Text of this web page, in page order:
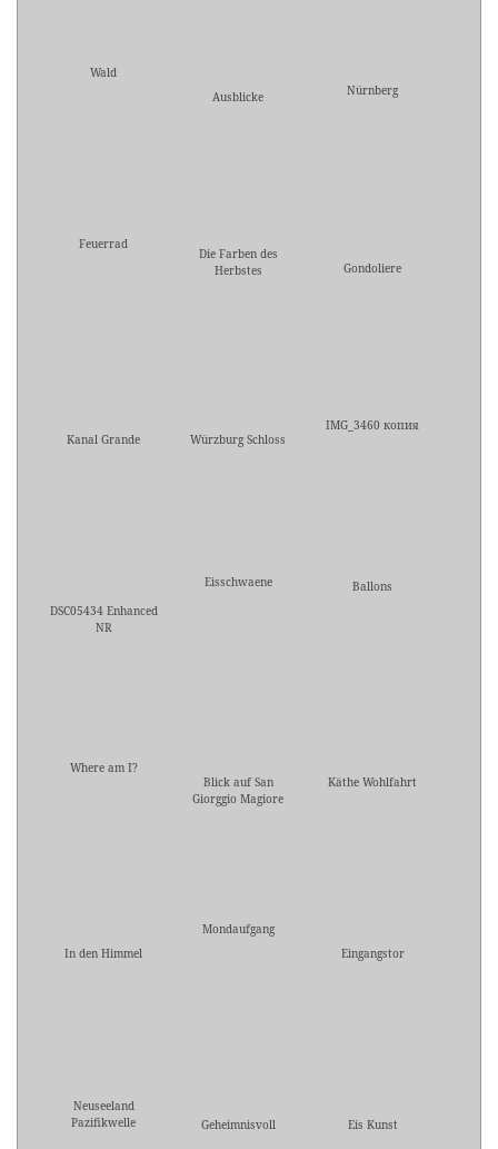
Wald
Ausblicke
Nürnberg
Feuerrad
Die Farben des
Herbstes
Gondoliere
Kanal Grande Würzburg Schloss
IMG_3460 копия
DSC05434 Enhanced
NR
Eisschwaene Ballons
Where am I?
Blick auf San
Giorggio Magiore
Käthe Wohlfahrt
In den Himmel
Mondaufgang
Eingangstor
Neuseeland
Pazifikwelle
Geheimnisvoll Eis Kunst